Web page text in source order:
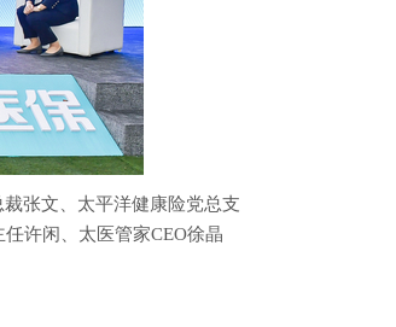
裁张文、太平洋健康险党总支
许闲、太医管家CEO徐晶